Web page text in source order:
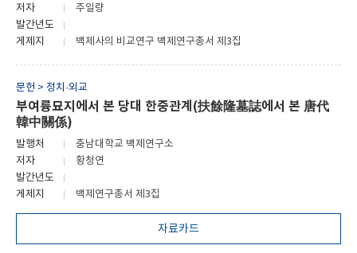
저자
주일량
발간년도
게제지
백제사의 비교연구 백제연구총서 제3집
문헌 > 정치·외교
부여륭묘지에서 본 당대 한중관계(扶餘隆墓誌에서 본 唐代
韓中關係)
발행처
충남대학교 백제연구소
저자
황청연
발간년도
게제지
백제연구총서 제3집
자료카드